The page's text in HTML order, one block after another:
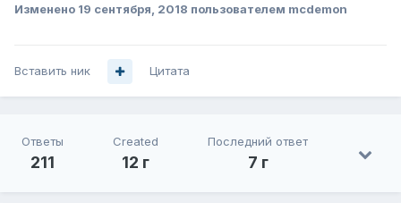
Изменено 19 сентября, 2018 пользователем mcdemon
Вставить ник Цитата
Ответы
211
Created
12 г
Последний ответ
7 г